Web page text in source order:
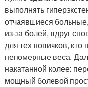
выполнять
отчаявшиеся
из-за болей, вдруг
для тех новичков,
непомерные веса.
накатанной колее:
мощный болевой